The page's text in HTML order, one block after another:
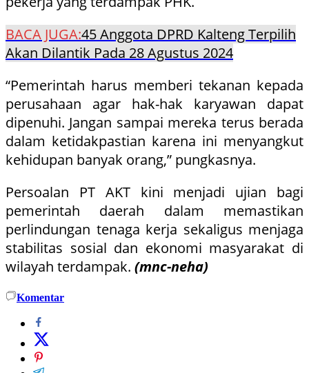
BACA JUGA:45 Anggota DPRD Kalteng Terpilih
Akan Dilantik Pada 28 Agustus 2024
“Pemerintah harus memberi tekanan kepada
perusahaan agar hak-hak karyawan dapat
dipenuhi. Jangan sampai mereka terus berada
dalam ketidakpastian karena ini menyangkut
kehidupan banyak orang,” pungkasnya.
Persoalan PT AKT kini menjadi ujian bagi
pemerintah daerah dalam memastikan
perlindungan tenaga kerja sekaligus menjaga
stabilitas sosial dan ekonomi masyarakat di
wilayah terdampak. (mnc-neha)
Komentar